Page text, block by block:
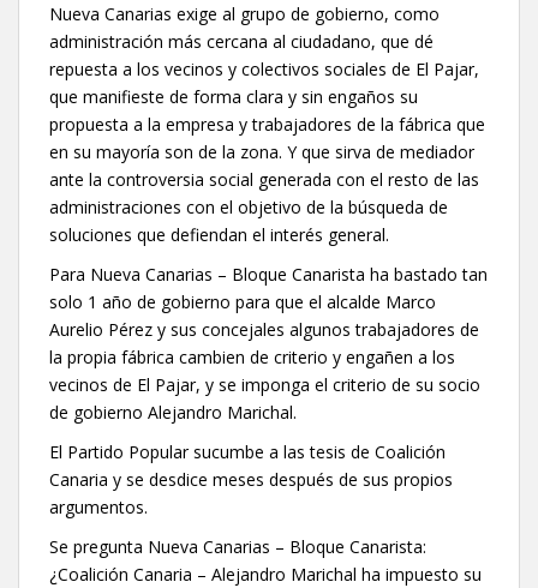
Nueva Canarias exige al grupo de gobierno, como
administración más cercana al ciudadano, que dé
repuesta a los vecinos y colectivos sociales de El Pajar,
que manifieste de forma clara y sin engaños su
propuesta a la empresa y trabajadores de la fábrica que
en su mayoría son de la zona. Y que sirva de mediador
ante la controversia social generada con el resto de las
administraciones con el objetivo de la búsqueda de
soluciones que defiendan el interés general.
Para Nueva Canarias – Bloque Canarista ha bastado tan
solo 1 año de gobierno para que el alcalde Marco
Aurelio Pérez y sus concejales algunos trabajadores de
la propia fábrica cambien de criterio y engañen a los
vecinos de El Pajar, y se imponga el criterio de su socio
de gobierno Alejandro Marichal.
El Partido Popular sucumbe a las tesis de Coalición
Canaria y se desdice meses después de sus propios
argumentos.
Se pregunta Nueva Canarias – Bloque Canarista:
¿Coalición Canaria – Alejandro Marichal ha impuesto su